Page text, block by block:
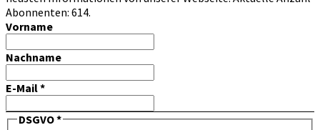
Abonnenten: 614.
Vorname
Nachname
E-Mail*
DSGVO*